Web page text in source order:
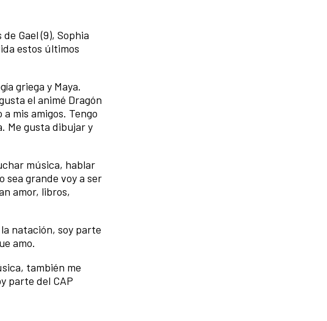
Gael (9), Sophia
estos últimos
griega y Maya.
el animé Dragón
mis amigos. Tengo
Me gusta dibujar y
música, hablar
sea grande voy a ser
amor, libros,
natación, soy parte
amo.
también me
parte del CAP